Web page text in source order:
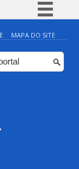
BR
MAPA DO SITE